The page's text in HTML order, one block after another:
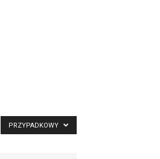
PRZYPADKOWY